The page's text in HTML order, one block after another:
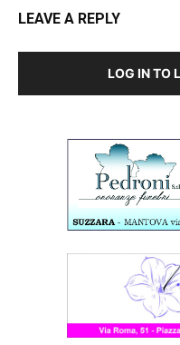
LEAVE A REPLY
LOG IN TO